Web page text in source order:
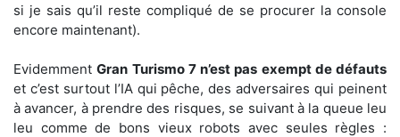
si je sais qu’il reste compliqué de se procurer la console
encore maintenant).
EvidemmentGran Turismo 7 n’est pas exempt de défauts
et c’est surtout l’IA qui pêche, des adversaires qui peinent
à avancer, à prendre des risques, se suivant à la queue leu
leu comme de bons vieux robots avec seules règles :